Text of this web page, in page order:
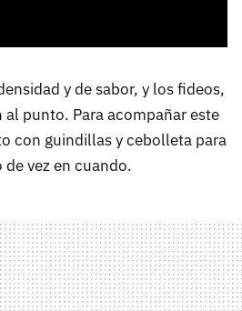
y de sabor, y los fideos,
punto. Para acompañar este
con guindillas y cebolleta para
vez en cuando.